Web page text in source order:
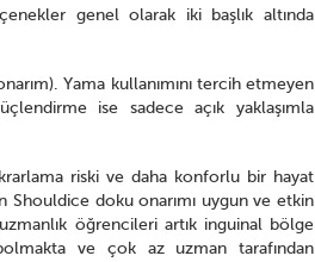
genel olarak iki başlık altında
Yama kullanımını tercih etmeyen
ise sadece açık yaklaşımla
riski ve daha konforlu bir hayat
Shouldice doku onarımı uygun ve etkin
öğrencileri artık inguinal bölge
ve çok az uzman tarafından